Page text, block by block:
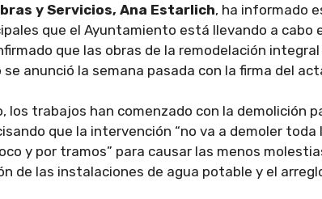
y Servicios, Ana Estarlich, ha informado
que el Ayuntamiento está llevando a cabo
que las obras de la remodelación integral
anunció la semana pasada con la firma del
los trabajos han comenzado con la demolición
que la intervención “no va a demoler toda
y por tramos” para causar las menos
de las instalaciones de agua potable y el